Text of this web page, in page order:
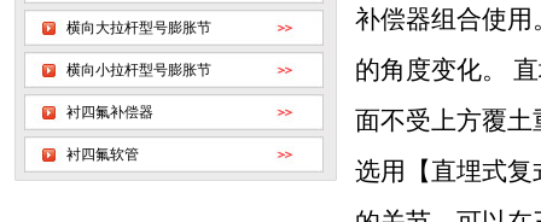
横向大拉杆型号膨胀节
横向小拉杆型号膨胀节
衬四氟补偿器
衬四氟软管
补偿器组合使用
的角度变化。
面不受上方覆
选用【直埋式